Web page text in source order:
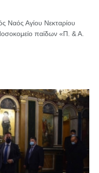
Ναός Αγίου Νεκταρίου
παίδων «Π. & Α.